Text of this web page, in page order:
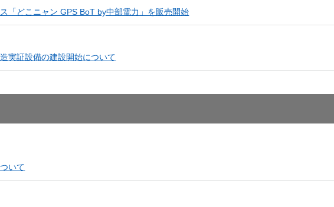
「どこニャン GPS BoT by中部電力」を販売開始
実証設備の建設開始について
いて